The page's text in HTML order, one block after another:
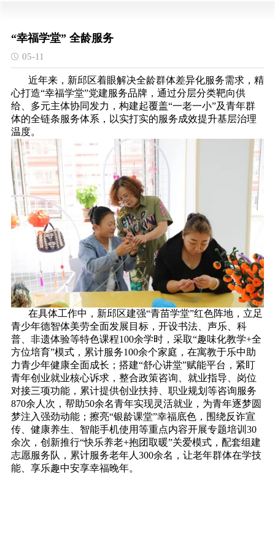
“幸福学堂” 全龄服务
05-11
近年来，新邱区着眼解决全龄群体差异化服务需求，精
心打造“幸福学堂”党建服务品牌，通过分层分类靶向供
给、多元主体协同发力，构建起覆盖“一老一小”及青年群
体的全链条服务体系，以实打实的服务成效提升基层治理
温度。
在具体工作中，新邱区建强“青苗学堂”红色阵地，立足
青少年德智体美劳全面发展目标，开设书法、声乐、科
普、非遗体验等特色课程100余学时，采取“趣味化教学+全
方位培育”模式，累计服务100余个家庭，在寓教于乐中助
力青少年健康全面成长；搭建“舒心讲堂”赋能平台，紧盯
青年创业就业核心诉求，整合政策咨询、就业指导、岗位
对接三项功能，累计提供创业扶持、职业规划等咨询服务
870余人次，帮助50余名青年实现灵活就业，为青年逐梦圆
梦注入强劲动能；擦亮“银龄课堂”幸福底色，围绕反诈宣
传、健康养生、智能手机使用等重点内容开展专题培训30
余次，创新推行“快乐养老+抱团取暖”关爱模式，配套组建
志愿服务队，累计服务老年人300余名，让老年群体在学技
能、享乐趣中安享幸福晚年。